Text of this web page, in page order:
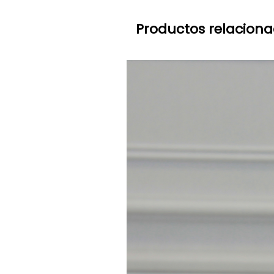
Productos